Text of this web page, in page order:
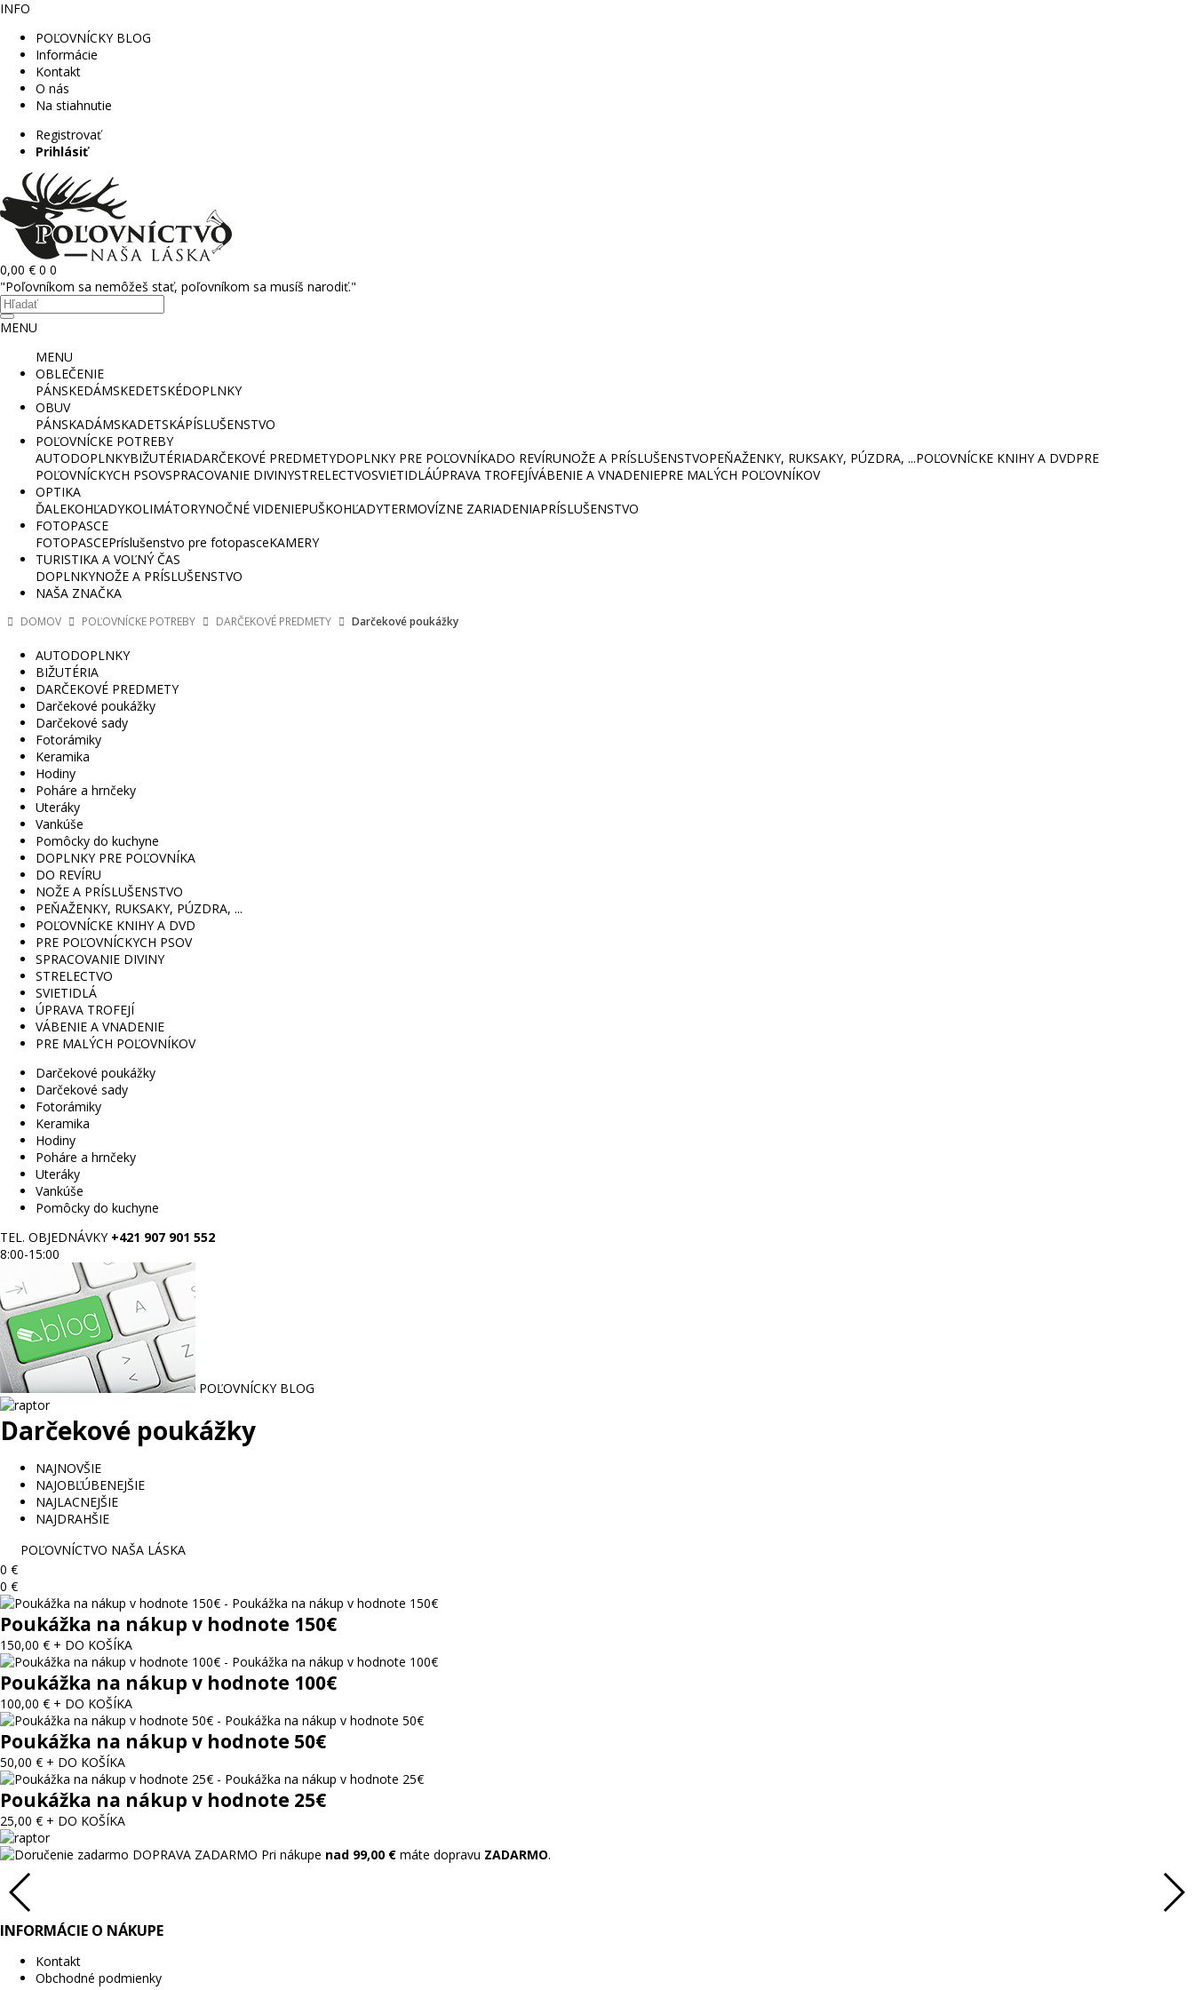
INFO
POĽOVNÍCKY BLOG
Informácie
Kontakt
O nás
Na stiahnutie
Registrovať
Prihlásiť
0,00 € 0 0
"Poľovníkom sa nemôžeš stať, poľovníkom sa musíš narodiť."
MENU
MENU
OBLEČENIE
PÁNSKEDÁMSKEDETSKÉDOPLNKY
OBUV
PÁNSKADÁMSKADETSKÁPÍSLUŠENSTVO
POĽOVNÍCKE POTREBY
AUTODOPLNKYBIŽUTÉRIADARČEKOVÉ PREDMETYDOPLNKY PRE POĽOVNÍKADO REVÍRUNOŽE A PRÍSLUŠENSTVOPEŇAŽENKY, RUKSAKY, PÚZDRA, ...POĽOVNÍCKE KNIHY A DVDPRE
POĽOVNÍCKYCH PSOVSPRACOVANIE DIVINYSTRELECTVOSVIETIDLÁÚPRAVA TROFEJÍVÁBENIE A VNADENIEPRE MALÝCH POĽOVNÍKOV
OPTIKA
ĎALEKOHĽADYKOLIMÁTORYNOČNÉ VIDENIEPUŠKOHĽADYTERMOVÍZNE ZARIADENIAPRÍSLUŠENSTVO
FOTOPASCE
FOTOPASCEPríslušenstvo pre fotopasceKAMERY
TURISTIKA A VOĽNÝ ČAS
DOPLNKYNOŽE A PRÍSLUŠENSTVO
NAŠA ZNAČKA
DOMOV POĽOVNÍCKE POTREBY DARČEKOVÉ PREDMETY Darčekové poukážky
AUTODOPLNKY
BIŽUTÉRIA
DARČEKOVÉ PREDMETY
Darčekové poukážky
Darčekové sady
Fotorámiky
Keramika
Hodiny
Poháre a hrnčeky
Uteráky
Vankúše
Pomôcky do kuchyne
DOPLNKY PRE POĽOVNÍKA
DO REVÍRU
NOŽE A PRÍSLUŠENSTVO
PEŇAŽENKY, RUKSAKY, PÚZDRA, ...
POĽOVNÍCKE KNIHY A DVD
PRE POĽOVNÍCKYCH PSOV
SPRACOVANIE DIVINY
STRELECTVO
SVIETIDLÁ
ÚPRAVA TROFEJÍ
VÁBENIE A VNADENIE
PRE MALÝCH POĽOVNÍKOV
Darčekové poukážky
Darčekové sady
Fotorámiky
Keramika
Hodiny
Poháre a hrnčeky
Uteráky
Vankúše
Pomôcky do kuchyne
TEL. OBJEDNÁVKY +421 907 901 552
8:00-15:00
POĽOVNÍCKY BLOG
Darčekové poukážky
NAJNOVŠIE
NAJOBĽÚBENEJŠIE
NAJLACNEJŠIE
NAJDRAHŠIE
POĽOVNÍCTVO NAŠA LÁSKA
0 €
0 €
Poukážka na nákup v hodnote 150€
150,00 € + DO KOŠÍKA
Poukážka na nákup v hodnote 100€
100,00 € + DO KOŠÍKA
Poukážka na nákup v hodnote 50€
50,00 € + DO KOŠÍKA
Poukážka na nákup v hodnote 25€
25,00 € + DO KOŠÍKA
DOPRAVA ZADARMO Pri nákupe nad 99,00 € máte dopravu ZADARMO.
INFORMÁCIE O NÁKUPE
Kontakt
Obchodné podmienky